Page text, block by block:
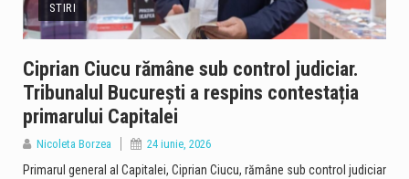
STIRI
Ciprian Ciucu rămâne sub control judiciar.
Tribunalul București a respins contestația
primarului Capitalei
Nicoleta Borzea 24 iunie, 2026
Primarul general al Capitalei, Ciprian Ciucu, rămâne sub control judiciar